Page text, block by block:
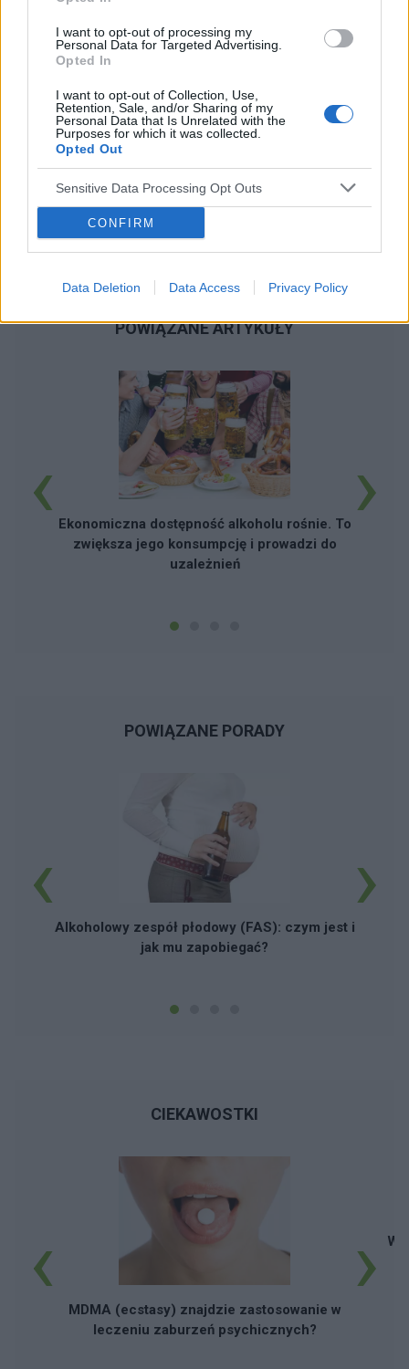
I want to opt-out of processing my
Personal Data for Targeted Advertising.
Opted In
I want to opt-out of Collection, Use,
Retention, Sale, and/or Sharing of my
Personal Data that Is Unrelated with the
Purposes for which it was collected.
Opted Out
Sensitive Data Processing Opt Outs
CONFIRM
Data Deletion Data Access Privacy Policy
forumowiczów czy polecilibyście mi jakiegoś
terapeutę w Warszawie, bądź inną formę
pomocy. Jeżeli istnieją jakieś możliwości
budżetowe czy na NFZ to byłbym bardzo
są wskazani. Mimo że mam długi to wiem że
jeżeli nie zainwestuje w pomoc sobie to i tak nie
będzie lepiej. Przepraszam za tą prywatę i z góry
dziękuję za odpowiedzi
POWIĄZANE ARTYKUŁY
Ekonomiczna dostępność alkoholu rośnie. To
zwiększa jego konsumpcję i prowadzi do
uzależnień
‹ ›
POWIĄZANE PORADY
Alkoholowy zespół płodowy (FAS): czym jest i
jak mu zapobiegać?
‹ ›
CIEKAWOSTKI
MDMA (ecstasy) znajdzie zastosowanie w
leczeniu zaburzeń psychicznych?
‹ ›